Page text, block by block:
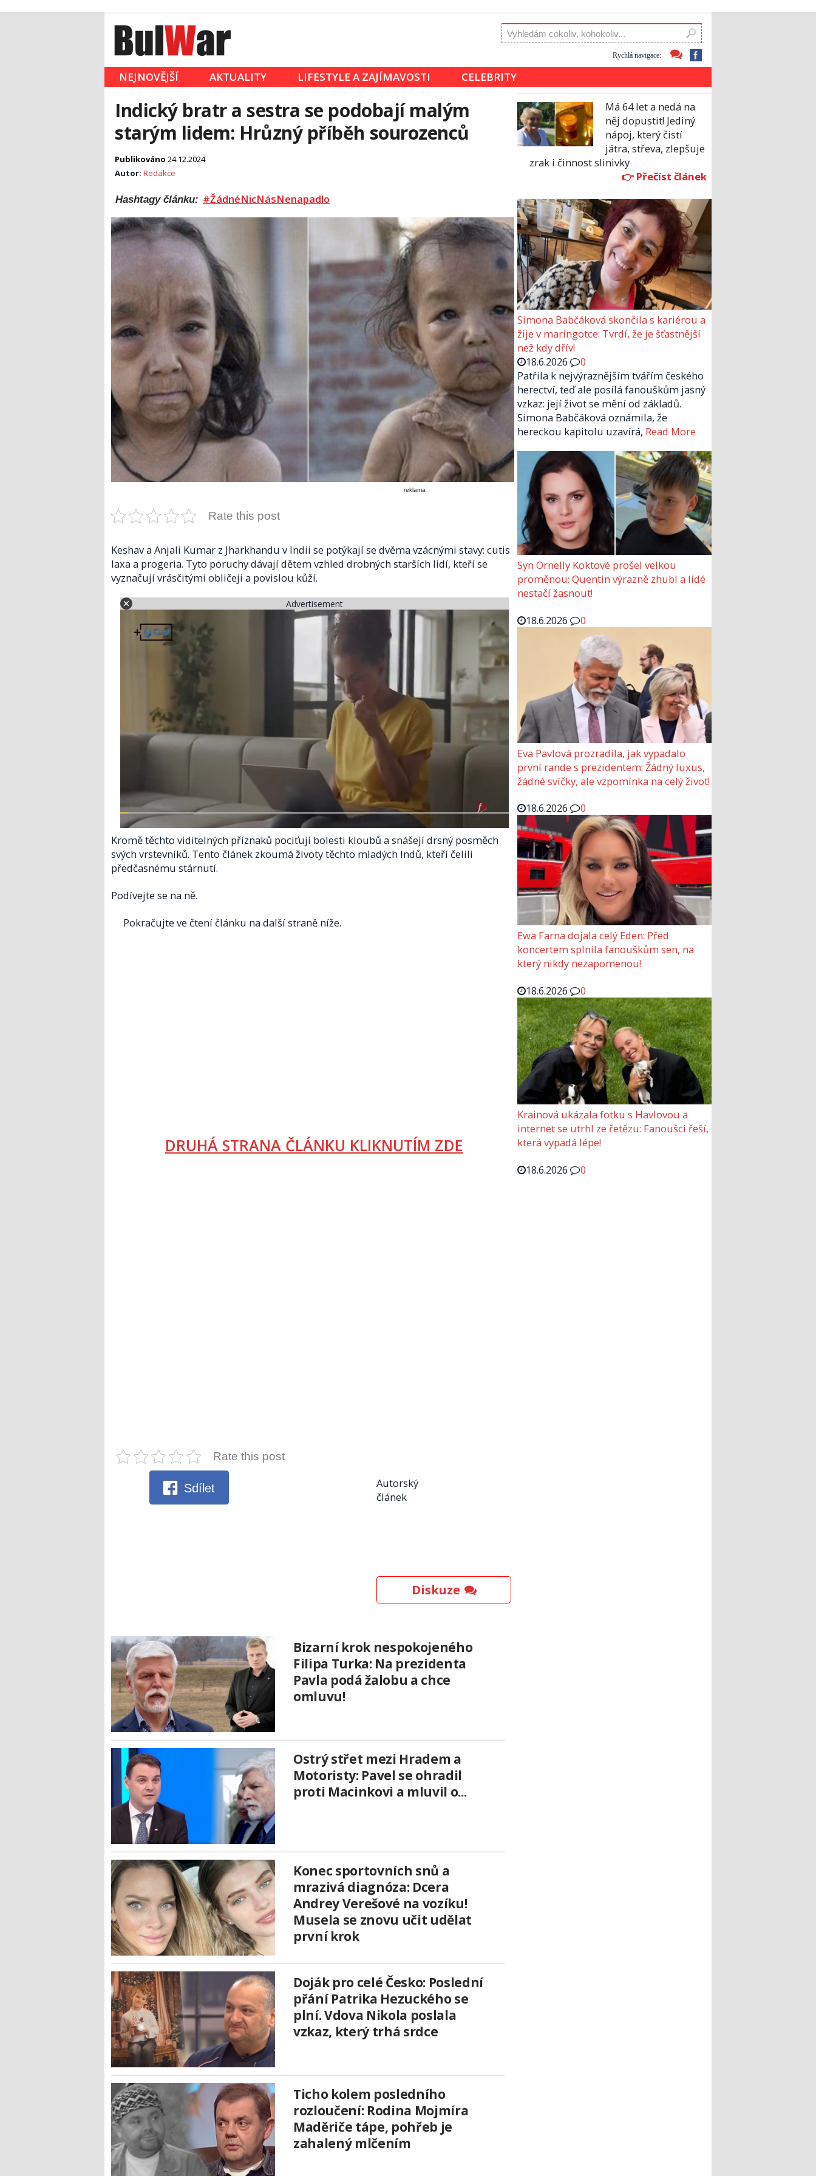
Rychlá navigace:
NEJNOVĚJŠÍ AKTUALITY LIFESTYLE A ZAJÍMAVOSTI CELEBRITY
Indický bratr a sestra se podobají malým
starým lidem: Hrůzný příběh sourozenců
Publikováno 24.12.2024
Autor: Redakce
Hashtagy článku: #ŽádnéNicNásNenapadlo
reklama
Rate this post
Keshav a Anjali Kumar z Jharkhandu v Indii se potýkají se dvěma vzácnými stavy: cutis
laxa a progeria. Tyto poruchy dávají dětem vzhled drobných starších lidí, kteří se
vyznačují vrásčitými obličeji a povislou kůží.
Advertisement
Kromě těchto viditelných příznaků pociťují bolesti kloubů a snášejí drsný posměch
svých vrstevníků. Tento článek zkoumá životy těchto mladých Indů, kteří čelili
předčasnému stárnutí.
Podívejte se na ně.
Pokračujte ve čtení článku na další straně níže.
DRUHÁ STRANA ČLÁNKU KLIKNUTÍM ZDE
Rate this post
Sdílet
Autorský
článek
Diskuze
Bizarní krok nespokojeného
Filipa Turka: Na prezidenta
Pavla podá žalobu a chce
omluvu!
Ostrý střet mezi Hradem a
Motoristy: Pavel se ohradil
proti Macinkovi a mluvil o...
Konec sportovních snů a
mrazivá diagnóza: Dcera
Andrey Verešové na vozíku!
Musela se znovu učit udělat
první krok
Doják pro celé Česko: Poslední
přání Patrika Hezuckého se
plní. Vdova Nikola poslala
vzkaz, který trhá srdce
Ticho kolem posledního
rozloučení: Rodina Mojmíra
Maděriče tápe, pohřeb je
zahalený mlčením
Má 64 let a nedá na
něj dopustit! Jediný
nápoj, který čistí
játra, střeva, zlepšuje
zrak i činnost slinivky
Simona Babčáková skončila s kariérou a
žije v maringotce: Tvrdí, že je šťastnější
než kdy dřív!
18.6.2026
0
Patřila k nejvýraznějším tvářím českého
herectví, teď ale posílá fanouškům jasný
vzkaz: její život se mění od základů.
Simona Babčáková oznámila, že
hereckou kapitolu uzavírá, Read More
Syn Ornelly Koktové prošel velkou
proměnou: Quentin výrazně zhubl a lidé
nestačí žasnout!
18.6.2026
0
Eva Pavlová prozradila, jak vypadalo
první rande s prezidentem: Žádný luxus,
žádné svíčky, ale vzpomínka na celý život!
18.6.2026
0
Ewa Farna dojala celý Eden: Před
koncertem splnila fanouškům sen, na
který nikdy nezapomenou!
18.6.2026
0
Krainová ukázala fotku s Havlovou a
internet se utrhl ze řetězu: Fanoušci řeší,
která vypadá lépe!
18.6.2026
0